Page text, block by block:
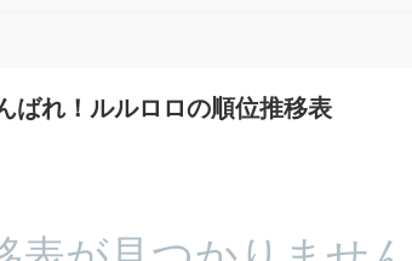
ばれ！ルルロロの順位推移表